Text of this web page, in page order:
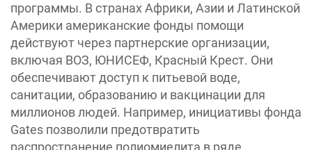
программы. В странах Африки, Азии и Латинской
Америки американские фонды помощи
действуют через партнерские организации,
включая ВОЗ, ЮНИСЕФ, Красный Крест. Они
обеспечивают доступ к питьевой воде,
санитации, образованию и вакцинации для
миллионов людей. Например, инициативы фонда
Gates позволили предотвратить
распространение полиомиелита в ряде